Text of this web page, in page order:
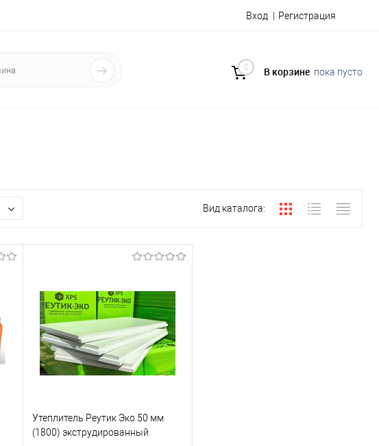
Вход Регистрация
0 В корзине пока пусто
Вид каталога:
Утеплитель Реутик Эко 50 мм
(1800) экструдированный